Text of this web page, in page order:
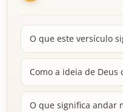
O que este versículo
Como a ideia de Deus
O que significa andar